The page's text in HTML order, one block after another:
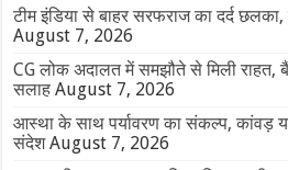
टीम इंडिया से बाहर सरफराज का दर्द छलका,
August 7, 2026
CG लोक अदालत में समझौते से मिली राहत,
सलाह August 7, 2026
आस्था के साथ पर्यावरण का संकल्प, कांवड़
संदेश August 7, 2026